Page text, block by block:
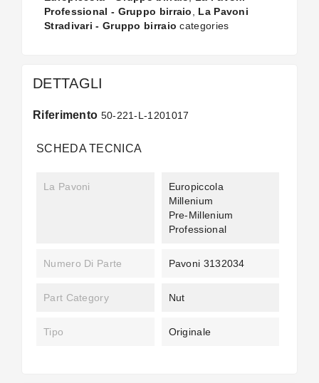
Professional - Gruppo birraio
La Pavoni
Stradivari - Gruppo birraio categories
DETTAGLI
Riferimento 50-221-L-1201017
SCHEDA TECNICA
La Pavoni
Europiccola
Millenium
Pre-Millenium
Professional
Numero Di Parte Pavoni 3132034
Part Category Nut
Tipo Originale